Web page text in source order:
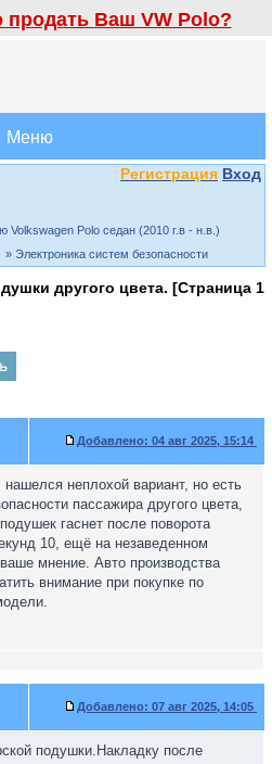
продать Ваш VW Polo?
Меню
Регистрация Вход
Volkswagen Polo седан (2010 г.в - н.в.)
» Электроника систем безопасности
другого цвета. [Страница 1
Добавлено: 04 авг 2025, 15:14
неплохой вариант, но есть
пассажира другого цвета,
гаснет после поворота
10, ещё на незаведенном
мнение. Авто производства
внимание при покупке по
Добавлено: 07 авг 2025, 14:05
подушки.Накладку после